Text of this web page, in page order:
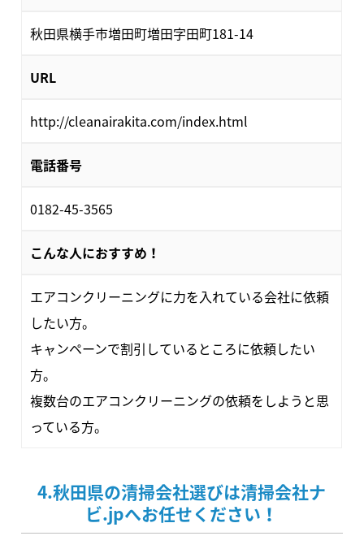
秋田県横手市増田町増田字田町181-14
URL
http://cleanairakita.com/index.html
電話番号
0182-45-3565
こんな人におすすめ！
エアコンクリーニングに力を入れている会社に依頼
したい方。
キャンペーンで割引しているところに依頼したい
方。
複数台のエアコンクリーニングの依頼をしようと思
っている方。
4.秋田県の清掃会社選びは清掃会社ナ
ビ.jpへお任せください！